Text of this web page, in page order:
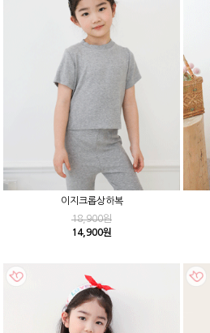
이지크롭상하복
18,900원
14,900원